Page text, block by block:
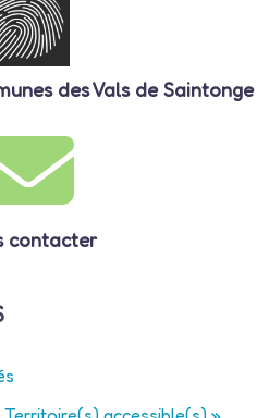
des Vals de Saintonge
contacter